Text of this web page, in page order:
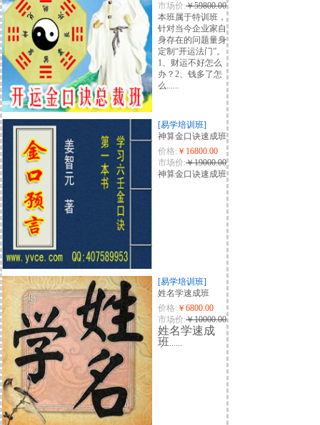
市场价:￥59800.00
本班属于特训班，
针对当今企业家自
身存在的问题量身
定制“开运法门”。
1、财运不好怎么
办？2、钱多了怎
么......
[易学培训班]
神算金口诀速成班
价格: ￥16800.00
市场价:￥19000.00
神算金口诀速成班
[易学培训班]
姓名学速成班
价格: ￥6800.00
市场价:￥10000.00
姓名学速成
班......